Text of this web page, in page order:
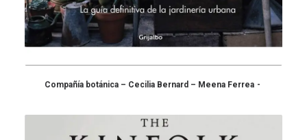
Compañía botánica – Cecilia Bernard – Meena Ferrea